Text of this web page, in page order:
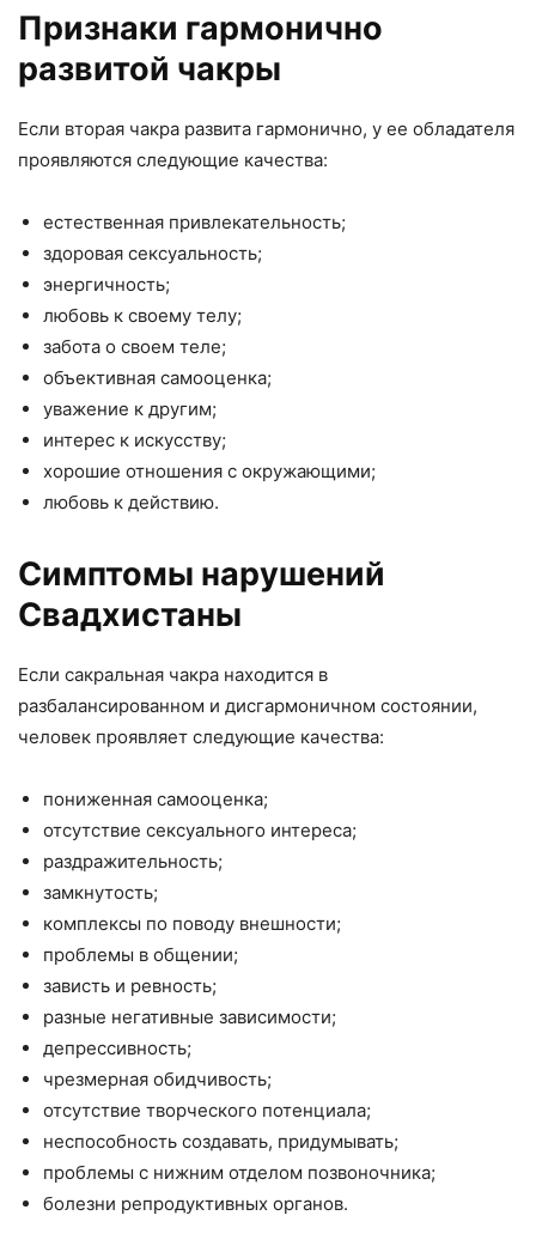
Признаки гармонично
развитой чакры
Если вторая чакра развита гармонично, у ее обладателя
проявляются следующие качества:
естественная привлекательность;
здоровая сексуальность;
энергичность;
любовь к своему телу;
забота о своем теле;
объективная самооценка;
уважение к другим;
интерес к искусству;
хорошие отношения с окружающими;
любовь к действию.
Симптомы нарушений
Свадхистаны
Если сакральная чакра находится в
разбалансированном и дисгармоничном состоянии,
человек проявляет следующие качества:
пониженная самооценка;
отсутствие сексуального интереса;
раздражительность;
замкнутость;
комплексы по поводу внешности;
проблемы в общении;
зависть и ревность;
разные негативные зависимости;
депрессивность;
чрезмерная обидчивость;
отсутствие творческого потенциала;
неспособность создавать, придумывать;
проблемы с нижним отделом позвоночника;
болезни репродуктивных органов.